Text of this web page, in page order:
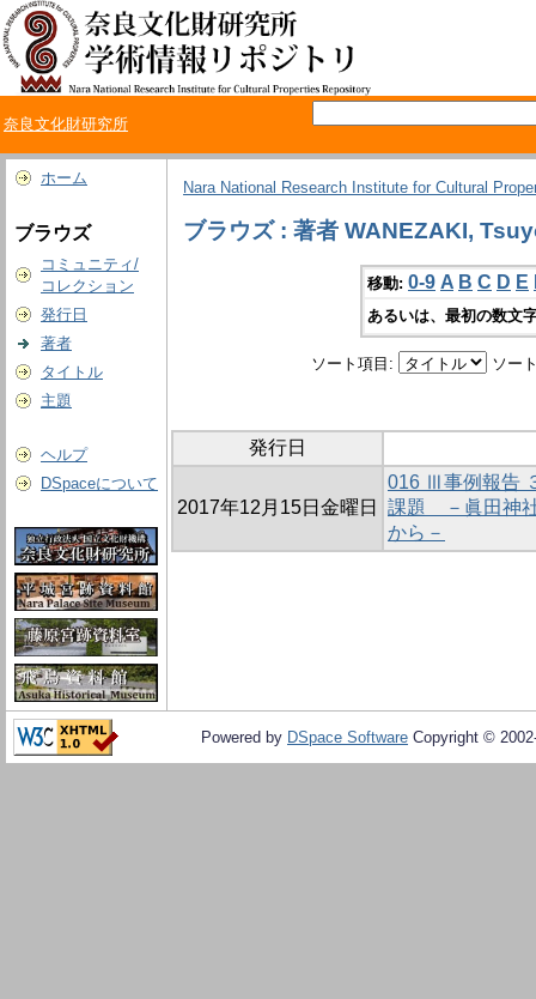
奈良文化財研究所
ホーム
ブラウズ
コミュニティ/
コレクション
発行日
著者
タイトル
主題
ヘルプ
DSpaceについて
Nara National Research Institute for Cultural
ブラウズ : 著者 WANEZAKI,
移動: 0-9 A B C D E
あるいは、最初の数文
ソート項目: ソー
発行日
2017年12月15日金曜日
016 Ⅲ事例報告
課題 －眞田神
から－
Powered by DSpace Software Copyright ©